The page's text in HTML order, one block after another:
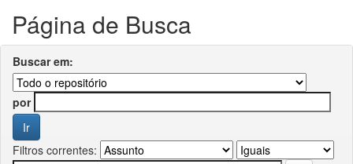
Página de Busca
Buscar em:
por
Filtros correntes: